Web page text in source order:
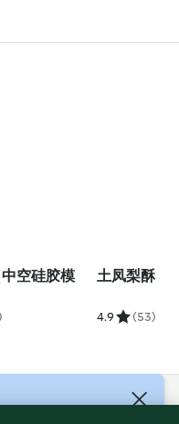
空硅胶模
土凤梨酥
4.9 (53)
(上海)有限公司 版权所有